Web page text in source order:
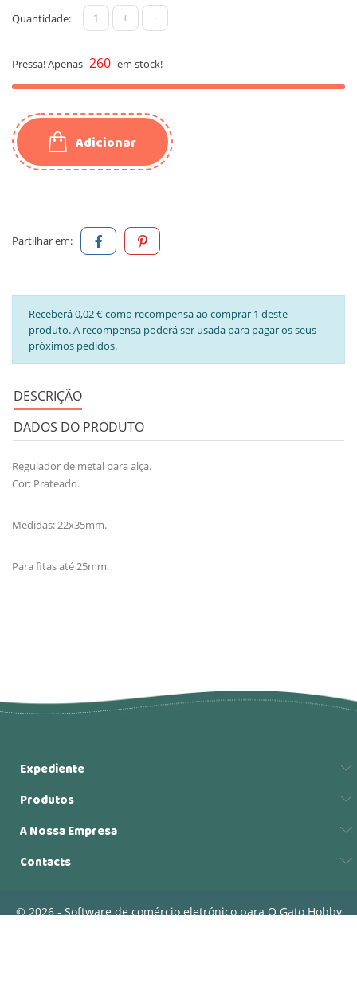
Quantidade: + -
Pressa! Apenas 260 em stock!
Adicionar
Partilhar em:
Receberá 0,02 € como recompensa ao comprar 1 deste
produto. A recompensa poderá ser usada para pagar os seus
próximos pedidos.
DESCRIÇÃO
DADOS DO PRODUTO
Regulador de metal para alça.
Cor: Prateado.
Medidas: 22x35mm.
Para fitas até 25mm.
Expediente
Produtos
A Nossa Empresa
Contacts
© 2026 - Software de comércio eletrónico para O Gato Hobby